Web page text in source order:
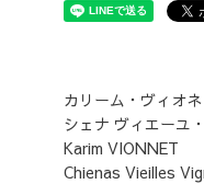
カリーム・ヴィオネ
シェナ ヴィエーユ
Karim VIONNET
Chienas Vieilles